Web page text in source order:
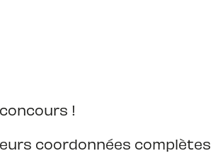
!
coordonnées complètes